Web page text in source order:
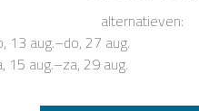
alternatieven:
13 aug.–do, 27 aug.
15 aug.–za, 29 aug.